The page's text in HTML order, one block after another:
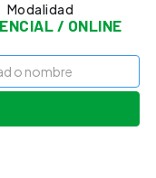
Modalidad
/ ONLINE